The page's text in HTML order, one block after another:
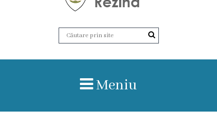
Amalgamare
Meniu